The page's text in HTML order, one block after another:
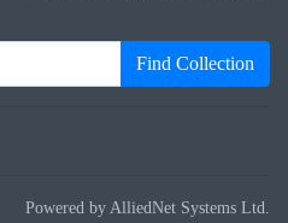
Find Collection
Powered by AlliedNet Systems Ltd.